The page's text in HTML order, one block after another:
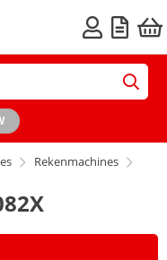
Rekenmachines